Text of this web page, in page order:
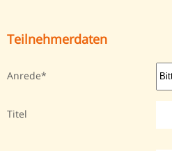
Teilnehmerdaten
Anrede
Titel